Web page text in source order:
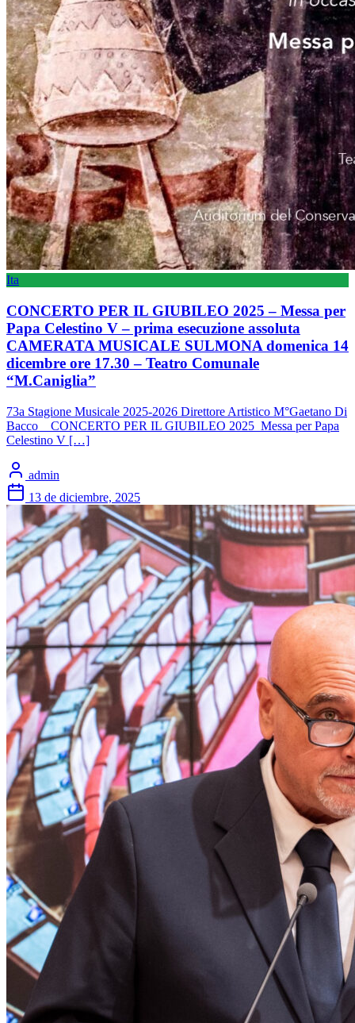
Ita
CONCERTO PER IL GIUBILEO 2025 – Messa per
Papa Celestino V – prima esecuzione assoluta
CAMERATA MUSICALE SULMONA domenica 14
dicembre ore 17.30 – Teatro Comunale
“M.Caniglia”
73a Stagione Musicale 2025-2026 Direttore Artistico M°Gaetano Di
Bacco CONCERTO PER IL GIUBILEO 2025 Messa per Papa
Celestino V […]
admin
13 de diciembre, 2025